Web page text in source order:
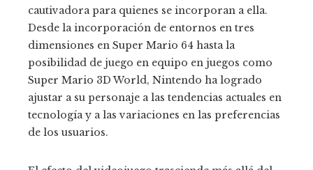
cautivadora para quienes se incorporan a ella.
Desde la incorporación de entornos en tres
dimensiones en Super Mario 64 hasta la
posibilidad de juego en equipo en juegos como
Super Mario 3D World, Nintendo ha logrado
ajustar a su personaje a las tendencias actuales en
tecnología y a las variaciones en las preferencias
de los usuarios.